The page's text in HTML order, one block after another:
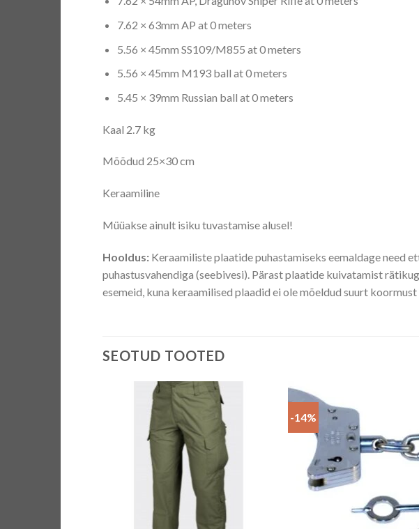
7.62 × 63mm AP at 0 meters
5.56 × 45mm SS109/M855 at 0 meters
5.56 × 45mm M193 ball at 0 meters
5.45 × 39mm Russian ball at 0 meters
Kaal 2.7 kg
Mõõdud 25×30 cm
Keraamiline
Müüakse ainult isiku tuvastamise alusel!
Hooldus: Keraamiliste plaatide puhastamiseks eemaldage need
puhastusvahendiga (seebivesi). Pärast plaatide kuivatamist
esemeid, kuna keraamilised plaadid ei ole mõeldud suurt koormust
SEOTUD TOOTED
-14%